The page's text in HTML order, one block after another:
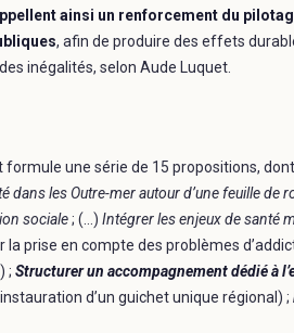
ainsi un renforcement du
, afin de produire des effets
inégalités, selon Aude Luquet.
une série de 15 propositions,
dans les Outre-mer autour d’une feuille de
sociale; (…) Intégrer les enjeux de santé
la prise en compte des problèmes
; Structurer un accompagnement dédié à
d’un guichet unique régional) ;